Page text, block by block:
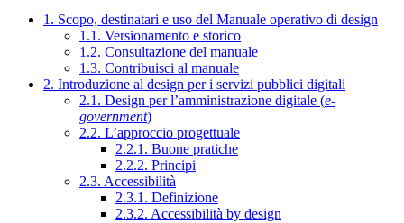
1. Scopo, destinatari e uso del Manuale operativo di design
1.1. Versionamento e storico
1.2. Consultazione del manuale
1.3. Contribuisci al manuale
2. Introduzione al design per i servizi pubblici digitali
2.1. Design per l’amministrazione digitale (e-
government)
2.2. L’approccio progettuale
2.2.1. Buone pratiche
2.2.2. Principi
2.3. Accessibilità
2.3.1. Definizione
2.3.2. Accessibilità by design